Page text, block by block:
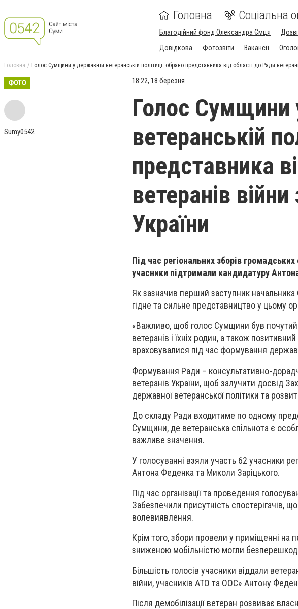
Головна Соціальна
Благодійний фонд Олександра Ємця
Довідкова
Фотозвіти Вакансії
Головна Голос Сумщини у державній ветеранській політиці: обрано представника від області до Ради
ФОТО
Sumy0542
18:22, 18 березня
Голос Сумщини
ветеранській
представника
ветеранів
України
Під час регіональних зборів
учасники підтримали кандидатуру
Як зазначив перший заступник
гідне та сильне представництво у цьому
«Важливо, щоб голос Сумщини був
ветеранів і їхніх родин, а також
враховувалися під час формування
Формування Ради – консультативно-
ветеранів України, щоб залучити досвід
державної ветеранської політики та
До складу Ради входитиме по одному
Сумщини, де ветеранська спільнота є
важливе значення.
У голосуванні взяли участь 62 учасники
Антона Феденка та Миколи Заріцького.
Під час організації та проведення
Забезпечили присутність спостерігачів,
волевиявлення.
Крім того, збори провели у приміщенні на
зниженою мобільністю могли
Більшість голосів учасники віддали
війни, учасників АТО та ООС» Антону
Після демобілізації ветеран розвиває